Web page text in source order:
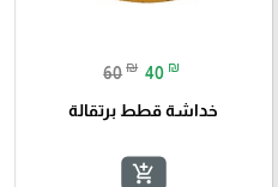
60 ₪ 40 ₪
خداشة قطط برتقالة
add_shopping_cart